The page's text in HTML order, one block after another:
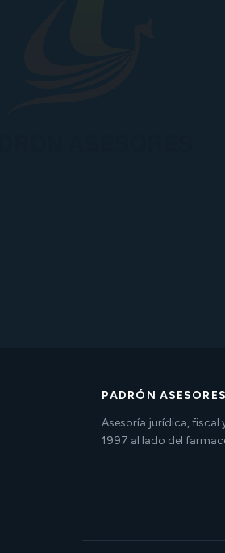
PADRÓN ASESORES
Asesoría jurídica, fiscal
1997 al lado del